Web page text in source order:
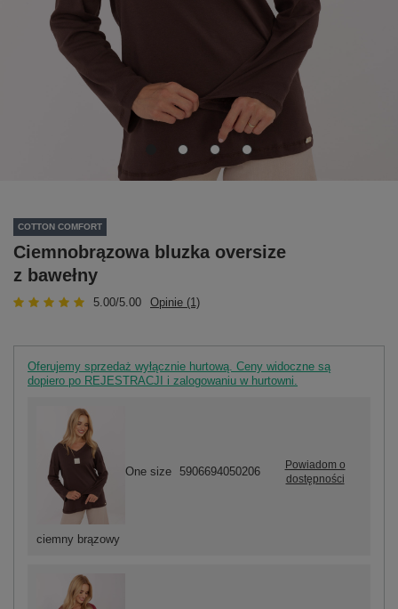
COTTON COMFORT
Ciemnobrązowa bluzka oversize
z bawełny
5.00/5.00 Opinie (1)
Oferujemy sprzedaż wyłącznie hurtową. Ceny widoczne są
dopiero po REJESTRACJI i zalogowaniu w hurtowni.
ciemny brązowy
One size 5906694050206
Powiadom o
dostępności